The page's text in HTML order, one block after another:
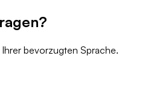
bevorzugten Sprache.